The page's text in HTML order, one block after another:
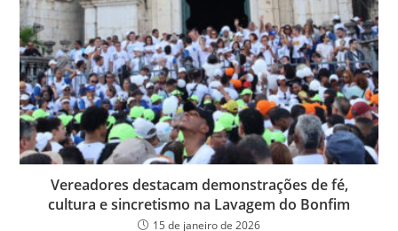
Vereadores destacam demonstrações de fé,
cultura e sincretismo na Lavagem do Bonfim
15 de janeiro de 2026